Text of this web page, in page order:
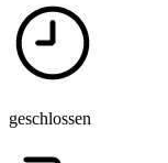
geschlossen